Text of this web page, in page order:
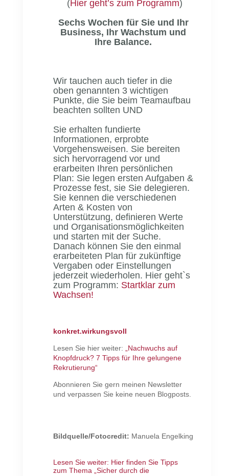
(Hier geht’s zum Programm)
Sechs Wochen für Sie und Ihr
Business, Ihr Wachstum und
Ihre Balance.
Wir tauchen auch tiefer in die
oben genannten 3 wichtigen
Punkte, die Sie beim Teamaufbau
beachten sollten UND
Sie erhalten fundierte
Informationen, erprobte
Vorgehensweisen. Sie bereiten
sich hervorragend vor und
erarbeiten Ihren persönlichen
Plan: Sie legen ersten Aufgaben &
Prozesse fest, sie Sie delegieren.
Sie kennen die verschiedenen
Arten & Kosten von
Unterstützung, definieren Werte
und Organisationsmöglichkeiten
und starten mit der Suche.
Danach können Sie den einmal
erarbeiteten Plan für zukünftige
Vergaben oder Einstellungen
jederzeit wiederholen. Hier geht`s
zum Programm: Startklar zum
Wachsen!
konkret.wirkungsvoll
Lesen Sie hier weiter:„Nachwuchs auf
Knopfdruck? 7 Tipps für Ihre gelungene
Rekrutierung“
Abonnieren Sie gern meinen Newsletter
und verpassen Sie keine neuen Blogposts.
Bildquelle/Fotocredit: Manuela Engelking
Lesen Sie weiter: Hier finden Sie Tipps
zum Thema „Sicher durch die